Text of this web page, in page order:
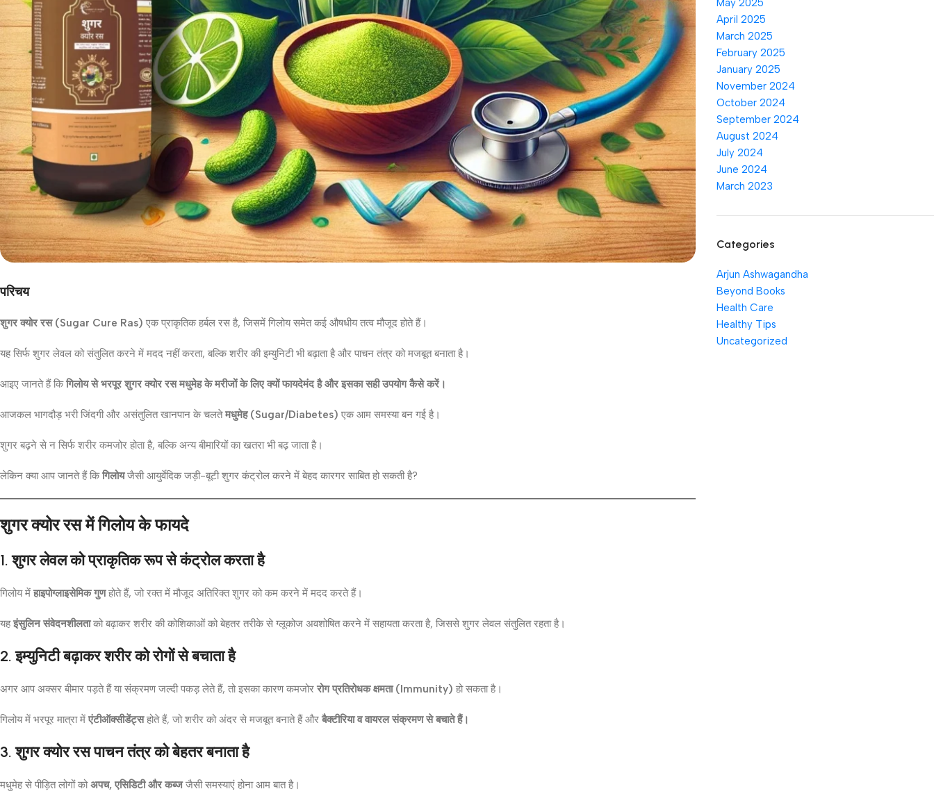
परिचय
शुगर क्योर रस (Sugar Cure Ras) एक प्राकृतिक हर्बल रस है, जिसमें गिलोय समेत कई औषधीय तत्व मौजूद होते हैं।
यह सिर्फ शुगर लेवल को संतुलित करने में मदद नहीं करता, बल्कि शरीर की इम्युनिटी भी बढ़ाता है और पाचन तंत्र को मजबूत बनाता है।
आइए जानते हैं किगिलोय से भरपूर शुगर क्योर रस मधुमेह के मरीजों के लिए क्यों फायदेमंद है और इसका सही उपयोग कैसे करें।
आजकल भागदौड़ भरी जिंदगी और असंतुलित खानपान के चलतेमधुमेह (Sugar/Diabetes) एक आम समस्या बन गई है।
शुगर बढ़ने से न सिर्फ शरीर कमजोर होता है, बल्कि अन्य बीमारियों का खतरा भी बढ़ जाता है।
लेकिन क्या आप जानते हैं किगिलोयजैसी आयुर्वेदिक जड़ी-बूटी शुगर कंट्रोल करने में बेहद कारगर साबित हो सकती है?
शुगर क्योर रस में गिलोय के फायदे
1. शुगर लेवल को प्राकृतिक रूप से कंट्रोल करता है
गिलोय में हाइपोग्लाइसेमिक गुणहोते हैं, जो रक्त में मौजूद अतिरिक्त शुगर को कम करने में मदद करते हैं।
यहइंसुलिन संवेदनशीलताको बढ़ाकर शरीर की कोशिकाओं को बेहतर तरीके से ग्लूकोज अवशोषित करने में सहायता करता है, जिससे शुगर लेवल संतुलित रहता है।
2. इम्युनिटी बढ़ाकर शरीर को रोगों से बचाता है
अगर आप अक्सर बीमार पड़ते हैं या संक्रमण जल्दी पकड़ लेते हैं, तो इसका कारण कमजोर रोग प्रतिरोधक क्षमता (Immunity) हो सकता है।
गिलोय में भरपूर मात्रा में एंटीऑक्सीडेंट्सहोते हैं, जो शरीर को अंदर से मजबूत बनाते हैं और बैक्टीरिया व वायरल संक्रमण से बचाते हैं।
3.शुगर क्योर रसपाचन तंत्र को बेहतर बनाता है
मधुमेह से पीड़ित लोगों कोअपच, एसिडिटी और कब्जजैसी समस्याएं होना आम बात है।
May 2025
April 2025
March 2025
February 2025
January 2025
November 2024
October 2024
September 2024
August 2024
July 2024
June 2024
March 2023
Categories
Arjun Ashwagandha
Beyond Books
Health Care
Healthy Tips
Uncategorized